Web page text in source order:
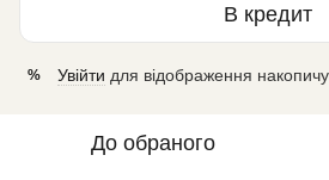
В кредит
% Увійти для відображення
До обраного